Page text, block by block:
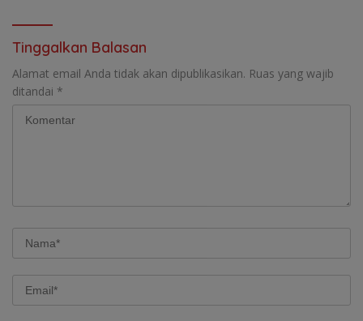
Tinggalkan Balasan
Alamat email Anda tidak akan dipublikasikan. Ruas yang wajib
ditandai *